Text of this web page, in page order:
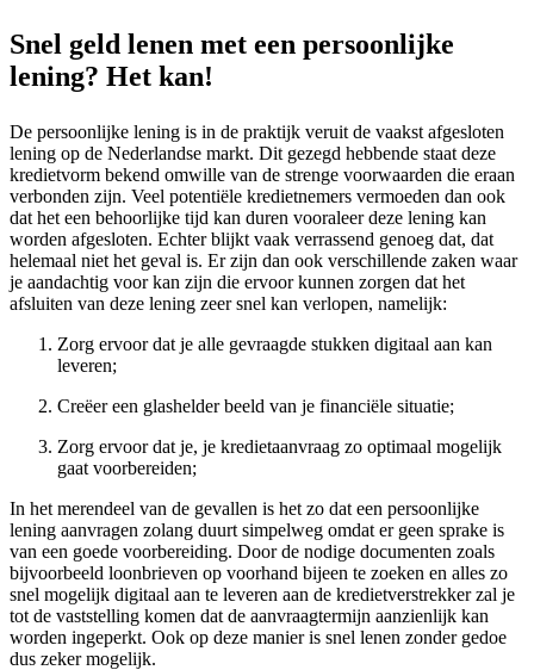
Snel geld lenen met een persoonlijke
lening? Het kan!
De persoonlijke lening is in de praktijk veruit de vaakst afgesloten
lening op de Nederlandse markt. Dit gezegd hebbende staat deze
kredietvorm bekend omwille van de strenge voorwaarden die eraan
verbonden zijn. Veel potentiële kredietnemers vermoeden dan ook
dat het een behoorlijke tijd kan duren vooraleer deze lening kan
worden afgesloten. Echter blijkt vaak verrassend genoeg dat, dat
helemaal niet het geval is. Er zijn dan ook verschillende zaken waar
je aandachtig voor kan zijn die ervoor kunnen zorgen dat het
afsluiten van deze lening zeer snel kan verlopen, namelijk:
Zorg ervoor dat je alle gevraagde stukken digitaal aan kan
leveren;
Creëer een glashelder beeld van je financiële situatie;
Zorg ervoor dat je, je kredietaanvraag zo optimaal mogelijk
gaat voorbereiden;
In het merendeel van de gevallen is het zo dat een persoonlijke
lening aanvragen zolang duurt simpelweg omdat er geen sprake is
van een goede voorbereiding. Door de nodige documenten zoals
bijvoorbeeld loonbrieven op voorhand bijeen te zoeken en alles zo
snel mogelijk digitaal aan te leveren aan de kredietverstrekker zal je
tot de vaststelling komen dat de aanvraagtermijn aanzienlijk kan
worden ingeperkt. Ook op deze manier is snel lenen zonder gedoe
dus zeker mogelijk.